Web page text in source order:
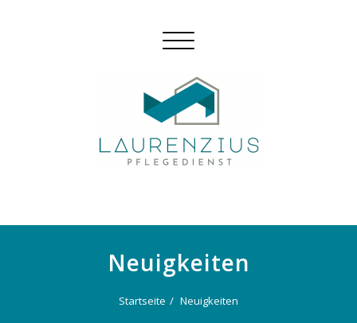
Schalte
Neuigkeiten
Startseite Neuigkeiten